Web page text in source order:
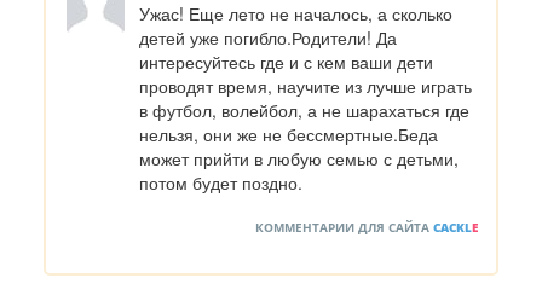
Ужас! Еще лето не началось, а сколько
детей уже погибло.Родители! Да
интересуйтесь где и с кем ваши дети
проводят время, научите из лучше играть
в футбол, волейбол, а не шарахаться где
нельзя, они же не бессмертные.Беда
может прийти в любую семью с детьми,
потом будет поздно.
КОММЕНТАРИИ ДЛЯ САЙТА CACKLE